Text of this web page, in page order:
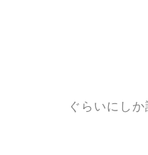
ぐらいにし